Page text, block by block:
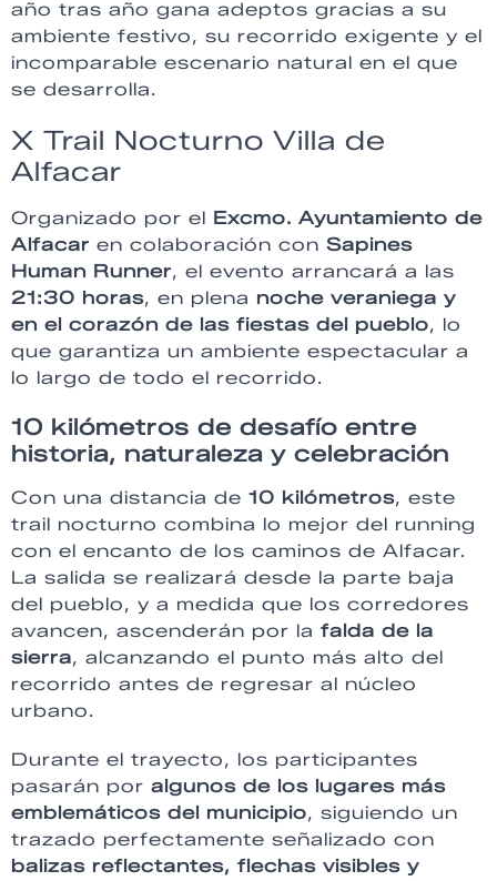
año tras año gana adeptos gracias a su
ambiente festivo, su recorrido exigente y el
incomparable escenario natural en el que
se desarrolla.
X Trail Nocturno Villa de
Alfacar
Organizado por el Excmo. Ayuntamiento de
Alfacar en colaboración con Sapines
Human Runner, el evento arrancará a las
21:30 horas, en plena noche veraniega y
en el corazón de las fiestas del pueblo, lo
que garantiza un ambiente espectacular a
lo largo de todo el recorrido.
10 kilómetros de desafío entre
historia, naturaleza y celebración
Con una distancia de 10 kilómetros, este
trail nocturno combina lo mejor del running
con el encanto de los caminos de Alfacar.
La salida se realizará desde la parte baja
del pueblo, y a medida que los corredores
avancen, ascenderán por la falda de la
sierra, alcanzando el punto más alto del
recorrido antes de regresar al núcleo
urbano.
Durante el trayecto, los participantes
pasarán por algunos de los lugares más
emblemáticos del municipio, siguiendo un
trazado perfectamente señalizado con
balizas reflectantes, flechas visibles y